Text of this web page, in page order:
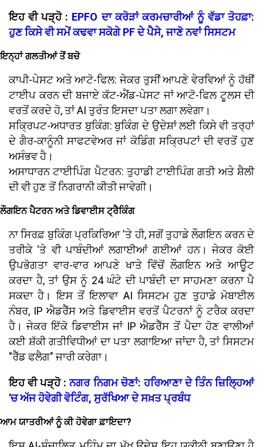
ਇਹ ਵੀ ਪੜ੍ਹੋ : EPFO ਦਾ ਕਰੋੜਾਂ ਕਰਮਚਾਰੀਆਂ ਨੂੰ ਵੱਡਾ ਤੋਹਫ਼ਾ:
ਹੁਣ ਕਿਸੇ ਵੀ ਸਮੇਂ ਕਢਵਾ ਸਕੋਗੇ PF ਦੇ ਪੈਸੇ, ਜਾਣੋ ਨਵਾਂ ਸਿਸਟਮ
ਇਨ੍ਹਾਂ ਗਲਤੀਆਂ ਤੋਂ ਬਚੋ
ਕਾਪੀ-ਪੇਸਟ ਅਤੇ ਆਟੋ-ਫਿਲ: ਜੇਕਰ ਤੁਸੀਂ ਆਪਣੇ ਵੇਰਵਿਆਂ ਨੂੰ ਹੱਥੀਂ
ਟਾਈਪ ਕਰਨ ਦੀ ਬਜਾਏ ਕੱਟ-ਐਂਡ-ਪੇਸਟ ਜਾਂ ਆਟੋ-ਫਿਲ ਟੂਲਸ ਦੀ
ਵਰਤੋਂ ਕਰਦੇ ਹੋ, ਤਾਂ AI ਤੁਰੰਤ ਇਸਦਾ ਪਤਾ ਲਗਾ ਲਵੇਗਾ।
ਸਕ੍ਰਿਪਟ-ਅਧਾਰਤ ਬੁਕਿੰਗ: ਬੁਕਿੰਗ ਦੇ ਉਦੇਸ਼ਾਂ ਲਈ ਕਿਸੇ ਵੀ ਤਰ੍ਹਾਂ
ਦੇ ਗੈਰ-ਕਾਨੂੰਨੀ ਸਾਫਟਵੇਅਰ ਜਾਂ ਕੋਡਿੰਗ ਸਕ੍ਰਿਪਟਾਂ ਦੀ ਵਰਤੋਂ ਹੁਣ
ਅਸੰਭਵ ਹੈ।
ਅਸਾਧਾਰਨ ਟਾਈਪਿੰਗ ਪੈਟਰਨ: ਤੁਹਾਡੀ ਟਾਈਪਿੰਗ ਗਤੀ ਅਤੇ ਸ਼ੈਲੀ
ਦੀ ਵੀ ਹੁਣ ਤੋਂ ਨਿਗਰਾਨੀ ਕੀਤੀ ਜਾਵੇਗੀ।
ਲੌਗਇਨ ਪੈਟਰਨ ਅਤੇ ਡਿਵਾਈਸ ਟ੍ਰੈਕਿੰਗ
ਨਾ ਸਿਰਫ਼ ਬੁਕਿੰਗ ਪ੍ਰਕਿਰਿਆ 'ਤੇ ਹੀ, ਸਗੋਂ ਤੁਹਾਡੇ ਲੌਗਇਨ ਕਰਨ ਦੇ
ਤਰੀਕੇ 'ਤੇ ਵੀ ਪਾਬੰਦੀਆਂ ਲਗਾਈਆਂ ਗਈਆਂ ਹਨ। ਜੇਕਰ ਕੋਈ
ਉਪਭੋਗਤਾ ਵਾਰ-ਵਾਰ ਆਪਣੇ ਖਾਤੇ ਵਿੱਚੋਂ ਲੌਗਇਨ ਅਤੇ ਆਊਟ
ਕਰਦਾ ਹੈ, ਤਾਂ ਉਸ ਨੂੰ 24 ਘੰਟੇ ਦੀ ਪਾਬੰਦੀ ਦਾ ਸਾਹਮਣਾ ਕਰਨਾ ਪੈ
ਸਕਦਾ ਹੈ। ਇਸ ਤੋਂ ਇਲਾਵਾ AI ਸਿਸਟਮ ਹੁਣ ਤੁਹਾਡੇ ਮੋਬਾਈਲ
ਨੰਬਰ, IP ਐਡਰੈੱਸ ਅਤੇ ਡਿਵਾਈਸ ਵਰਤੋਂ ਪੈਟਰਨਾਂ ਨੂੰ ਟਰੈਕ ਕਰਦਾ
ਹੈ। ਜੇਕਰ ਇੱਕੋ ਡਿਵਾਈਸ ਜਾਂ IP ਐਡਰੈੱਸ ਤੋਂ ਪੈਦਾ ਹੋਣ ਵਾਲੀਆਂ
ਕਈ ਸ਼ੱਕੀ ਗਤੀਵਿਧੀਆਂ ਦਾ ਪਤਾ ਲਗਾਇਆ ਜਾਂਦਾ ਹੈ, ਤਾਂ ਸਿਸਟਮ
"ਰੈੱਡ ਫਲੈਗ" ਜਾਰੀ ਕਰੇਗਾ।
ਇਹ ਵੀ ਪੜ੍ਹੋ : ਨਗਰ ਨਿਗਮ ਚੋਣਾਂ: ਹਰਿਆਣਾ ਦੇ ਤਿੰਨ ਜ਼ਿਲ੍ਹਿਆਂ
'ਚ ਅੱਜ ਹੋਵੇਗੀ ਵੋਟਿੰਗ, ਸੁਰੱਖਿਆ ਦੇ ਸਖ਼ਤ ਪ੍ਰਬੰਧ
ਆਮ ਯਾਤਰੀਆਂ ਨੂੰ ਕੀ ਹੋਵੇਗਾ ਫ਼ਾਇਦਾ?